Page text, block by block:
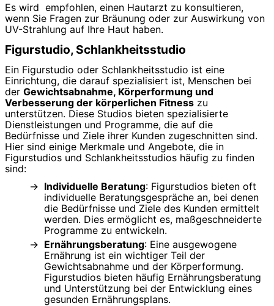
Es wird empfohlen, einen Hautarzt zu konsultieren,
wenn Sie Fragen zur Bräunung oder zur Auswirkung von
UV-Strahlung auf Ihre Haut haben.
Figurstudio, Schlankheitsstudio
Ein Figurstudio oder Schlankheitsstudio ist eine
Einrichtung, die darauf spezialisiert ist, Menschen bei
der Gewichtsabnahme, Körperformung und
Verbesserung der körperlichen Fitness zu
unterstützen. Diese Studios bieten spezialisierte
Dienstleistungen und Programme, die auf die
Bedürfnisse und Ziele ihrer Kunden zugeschnitten sind.
Hier sind einige Merkmale und Angebote, die in
Figurstudios und Schlankheitsstudios häufig zu finden
sind:
Individuelle Beratung: Figurstudios bieten oft
individuelle Beratungsgespräche an, bei denen
die Bedürfnisse und Ziele des Kunden ermittelt
werden. Dies ermöglicht es, maßgeschneiderte
Programme zu entwickeln.
Ernährungsberatung: Eine ausgewogene
Ernährung ist ein wichtiger Teil der
Gewichtsabnahme und der Körperformung.
Figurstudios bieten häufig Ernährungsberatung
und Unterstützung bei der Entwicklung eines
gesunden Ernährungsplans.